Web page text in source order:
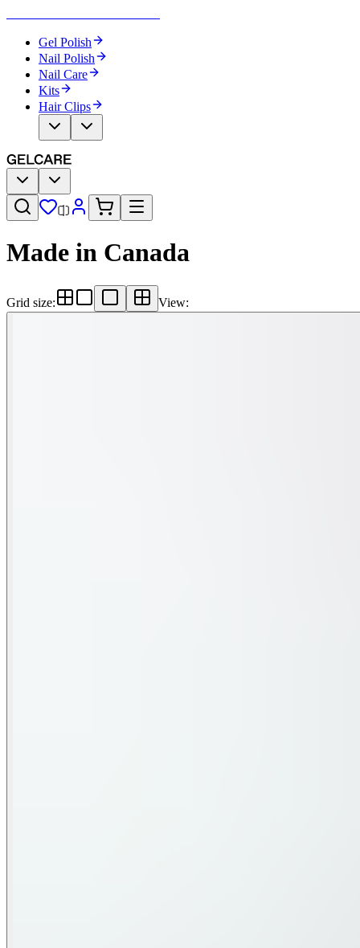
Gel Polish
Nail Polish
Nail Care
Kits
Hair Clips
Made in Canada​​​​‌ ‍ ​‍​‍‌‍ ‌ ​‍‌‍‍‌‌‍‌ ‌‍‍‌‌‍ ‍​‍​‍​ ‍‍​‍​‍‌ ​ ‌‍​‌‌‍ ‍‌‍‍‌‌ ‌​‌ ‍‌​‍ ‍‌‍‍‌‌‍ ​‍​‍​‍ ​​‍​‍‌‍‍​‌ ​‍‌‍‌‌‌‍‌‍​‍​‍​ ‍‍​‍​‍‌‍‍​‌ ‌​‌ ‌​‌ ​​‌ ​ ​ ‍‍​‍ ​‍ ‌‍‌ ‌‍‌‌‌‍ ​‌‍​ ‌‍​‌‌ ​‍‌‍‌‌​‍ ‍‌ ​ ‌‍​‌‌‍ ‍‌‍‍‌‌ ‌​‌ ‍‌​‍ ‍‌ ​ ‌ ‌​‌ ‌‌‌‍‌​‌‍‍‌‌‍ ​‍ ‌‍‍‌‌‍ ‍‌ ‌​‌‍‌‌‌‍ ‍‌ ‌​​‍ ‌‍‌‌‌‍‌​‌‍‍‌‌ ‌​​‍ ‌‍ ‌‌‍ ‌‍‌​‌‍‌‌​ ‌‌ ​​‌ ​‍‌‍‌‌‌ ​ ‌‍‌‌‌‍ ‍‌ ‌​‌‍​‌‌ ‌​‌‍‍‌‌‍ ‌‍ ‍​ ‍ ‌‍‍‌‌‍‌​​ ‌‌ ​ ‌‍‍​‌‍ ‌ ​​‌‍‍‌‌‍‌‍‌ ‍‌‌​​ ‌‍ ‌‍ ​‌‍ ​‌‍‌‌‌‍​ ‌ ‌​‌‍‍‌‌‍ ‌‍ ‍​‍ ‌​ ‌‍​ ‌​​ ​‍​ ‌‍​ ‌​​ ‍​​ ‍‌​ ‍‌​ ‍​​ ​‌​ ‍​​ ​‌​ ‍ ‌ ‌​‌ ‍‌‌ ​​‌‍‌‌​ ‌‌‍​ ‌‍ ‌‍ ​‌‍ ​‌‍‌‌‌‍​ ‌ ‌​‌‍‍‌‌‍ ‌‍ ‍​ ‍ ‌ ​​‌‍​‌‌ ‌​‌‍‍​​ ‌‌‍‍​‌‍‌‌‌ ​‍‌‍ ​‍ ‍‌ ‌​‌‍‍‌‌ ‌​‌‍ ​‌‍‌‌​‍‌‌​ ‌‌‌​​‍‌‌ ‌‍‍ ‌‍‌‌‌ ‍‌​‍‌‌​ ​ ‌​‌​​‍‌‌​ ​ ‌​‌​​‍‌‌​ ​‍​ ​‍‌‍‌‌‌‍ ‍​‍‌‌​ ​‍​ ​‍​‍‌‌​ ‌‌‌​‌​​‍ ‍‌ ‌‍‌‍​‌‌‍ ​‌ ‌‌‌‍‌‌​ ‌‍​‍‌‍​‌‌ ​ ‌‍‌‌‌‌‌‌‌ ​‍‌‍ ​​ ‌‌‍‍​‌ ‌​‌ ‌​‌ ​​‌ ​ ​‍‌‌​ ​ ‌​​‌​‍‌‌​ ​‍‌​‌‍​‍‌‌​ ​‍‌​‌‍‌‍‌ ‌‍‌‌‌‍ ​‌‍​ ‌‍​‌‌ ​‍‌‍‌‌​‍ ‍‌ ​ ‌‍​‌‌‍ ‍‌‍‍‌‌ ‌​‌ ‍‌​‍ ‍‌ ​ ‌ ‌​‌ ‌‌‌‍‌​‌‍‍‌‌‍ ​‍‌‍‌‍‍‌‌‍‌​​ ‌‌ ​ ‌‍‍​‌‍ ‌ ​​‌‍‍‌‌‍‌‍‌ ‍‌‌​​ ‌‍ ‌‍ ​‌‍ ​‌‍‌‌‌‍​ ‌ ‌​‌‍‍‌‌‍ ‌‍ ‍​‍ ‌​ ‌‍​ ‌​​ ​‍​ ‌‍​ ‌​​ ‍​​ ‍‌​ ‍‌​ ‍​​ ​‌​ ‍​​ ​‌​‍‌‍‌ ‌​‌ ‍‌‌ ​​‌‍‌‌​ ‌‌‍​ ‌‍ ‌‍ ​‌‍ ​‌‍‌‌‌‍​ ‌ ‌​‌‍‍‌‌‍ ‌‍ ‍​‍‌‍‌ ​​‌‍​‌‌ ‌​‌‍‍​​ ‌‌‍‍​‌‍‌‌‌ ​‍‌‍ ​‍ ‍‌ ‌​‌‍‍‌‌ ‌​‌‍ ​‌‍‌‌​‍‌‌​ ‌‌‌​​‍‌‌ ‌‍‍ ‌‍‌‌‌ ‍‌​‍‌‌​ ​ ‌​‌​​‍‌‌​ ​ ‌​‌​​‍‌‌​ ​‍​ ​‍‌‍‌‌‌‍ ‍​‍‌‌​ ​‍​ ​‍​‍‌‌​ ‌‌‌​‌​​‍ ‍‌ ‌‍‌‍​‌‌‍ ​‌ ‌‌‌‍‌‌​‍‌‍‌ ​​‌‍‌‌‌ ​‍‌ ​ ‌ ​​‌‍‌‌‌‍​ ‌ ‌​‌‍‍‌‌ ‌‍‌‍‌‌​ ‌‌ ​​‌ ‌‌‌‍​‍‌‍ ​‌‍‍‌‌ ​ ‌‍‍​‌‍‌‌‌‍‌​​‍​‍‌ ‌
Grid size: View: